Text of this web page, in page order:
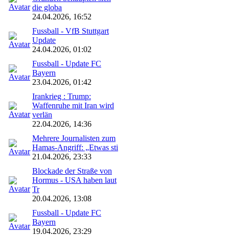
die globa
24.04.2026, 16:52
Fussball - VfB Stuttgart
Update
24.04.2026, 01:02
Fussball - Update FC
Bayern
23.04.2026, 01:42
Irankrieg : Trump:
Waffenruhe mit Iran wird
verlän
22.04.2026, 14:36
Mehrere Journalisten zum
Hamas-Angriff: „Etwas sti
21.04.2026, 23:33
Blockade der Straße von
Hormus - USA haben laut
Tr
20.04.2026, 13:08
Fussball - Update FC
Bayern
19.04.2026, 23:29